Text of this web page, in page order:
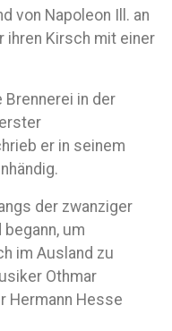
von Napoleon Ill. an
ihren Kirsch mit einer
in der
er in seinem
der zwanziger
um
im Ausland zu
Othmar
Hermann Hesse